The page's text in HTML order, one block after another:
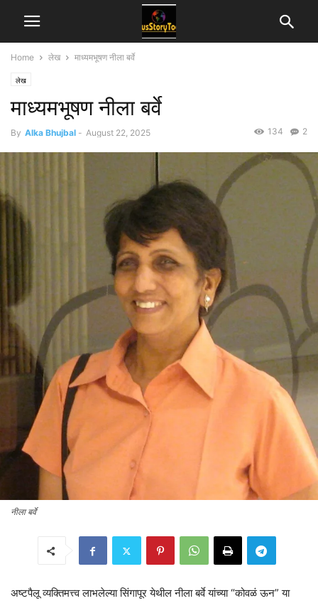
Home लेख माध्यमभूषण नीला बर्वे
लेख
माध्यमभूषण नीला बर्वे
By Alka Bhujbal - August 22, 2025 2
134
नीला बर्वे
अष्टपैलू व्यक्तिमत्त्व लाभलेल्या सिंगापूर येथील नीला बर्वे यांच्या “कोवळं ऊन” या